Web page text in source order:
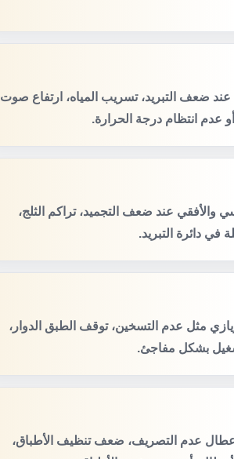
ضعف التبريد، تسريب المياه، ارتفاع صوت
عدم انتظام درجة الحرارة.
والأفقي عند ضعف التجميد، تراكم الثلج،
دائرة التبريد.
مثل عدم التسخين، توقف الطبق الدوار،
بشكل مفاجئ.
عدم التصريف، ضعف تنظيف الأطباق،